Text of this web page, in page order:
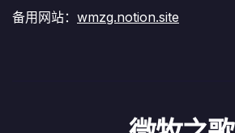
备用网站： wmzg.notion.site